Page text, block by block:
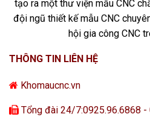
tạo ra một thư viện mẫu CNC
đội ngũ thiết kế mẫu CNC
hội gia công CNC
THÔNG TIN LIÊN HỆ
Khomaucnc.vn
Tổng đài 24/7:0925.96.6868 -